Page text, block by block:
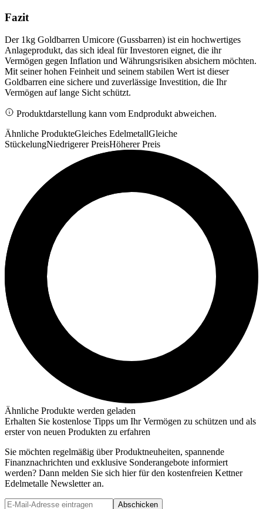
Fazit
Der 1kg Goldbarren Umicore (Gussbarren) ist ein hochwertiges
Anlageprodukt, das sich ideal für Investoren eignet, die ihr
Vermögen gegen Inflation und Währungsrisiken absichern möchten.
Mit seiner hohen Feinheit und seinem stabilen Wert ist dieser
Goldbarren eine sichere und zuverlässige Investition, die Ihr
Vermögen auf lange Sicht schützt.
Produktdarstellung kann vom Endprodukt abweichen.
Ähnliche ProdukteGleiches EdelmetallGleiche
StückelungNiedrigerer PreisHöherer Preis
Ähnliche Produkte werden geladen
Erhalten Sie kostenlose Tipps um Ihr Vermögen zu schützen und als
erster von neuen Produkten zu erfahren
Sie möchten regelmäßig über Produktneuheiten, spannende
Finanznachrichten und exklusive Sonderangebote informiert
werden? Dann melden Sie sich hier für den kostenfreien Kettner
Edelmetalle Newsletter an.
Abschicken